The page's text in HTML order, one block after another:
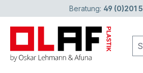
Zur Hauptnavigation
Beratung: 49 (0)201